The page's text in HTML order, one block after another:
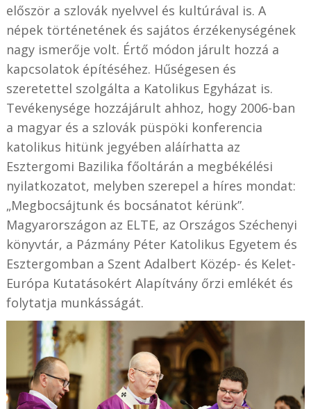
először a szlovák nyelvvel és kultúrával is. A
népek történetének és sajátos érzékenységének
nagy ismerője volt. Értő módon járult hozzá a
kapcsolatok építéséhez. Hűségesen és
szeretettel szolgálta a Katolikus Egyházat is.
Tevékenysége hozzájárult ahhoz, hogy 2006-ban
a magyar és a szlovák püspöki konferencia
katolikus hitünk jegyében aláírhatta az
Esztergomi Bazilika főoltárán a megbékélési
nyilatkozatot, melyben szerepel a híres mondat:
„Megbocsájtunk és bocsánatot kérünk”.
Magyarországon az ELTE, az Országos Széchenyi
könyvtár, a Pázmány Péter Katolikus Egyetem és
Esztergomban a Szent Adalbert Közép- és Kelet-
Európa Kutatásokért Alapítvány őrzi emlékét és
folytatja munkásságát.